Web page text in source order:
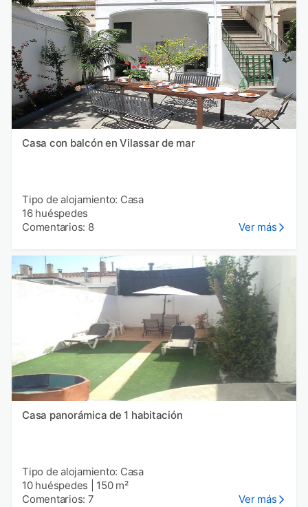
Casa con balcón en Vilassar de mar
Tipo de alojamiento: Casa
16 huéspedes
Comentarios: 8
Ver más
Casa panorámica de 1 habitación
Tipo de alojamiento: Casa
10 huéspedes
150 m²
Comentarios: 7
Ver más